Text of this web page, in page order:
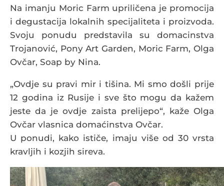
Na imanju Moric Farm upriličena je promocija
i degustacija lokalnih specijaliteta i proizvoda.
Svoju ponudu predstavila su domacinstva
Trojanović, Pony Art Garden, Moric Farm, Olga
Ovčar, Soap by Nina.
„Ovdje su pravi mir i tišina. Mi smo došli prije
12 godina iz Rusije i sve što mogu da kažem
jeste da je ovdje zaista prelijepo“, kaže Olga
Ovčar vlasnica domaćinstva Ovčar.
U ponudi, kako ističe, imaju više od 30 vrsta
kravljih i kozjih sireva.